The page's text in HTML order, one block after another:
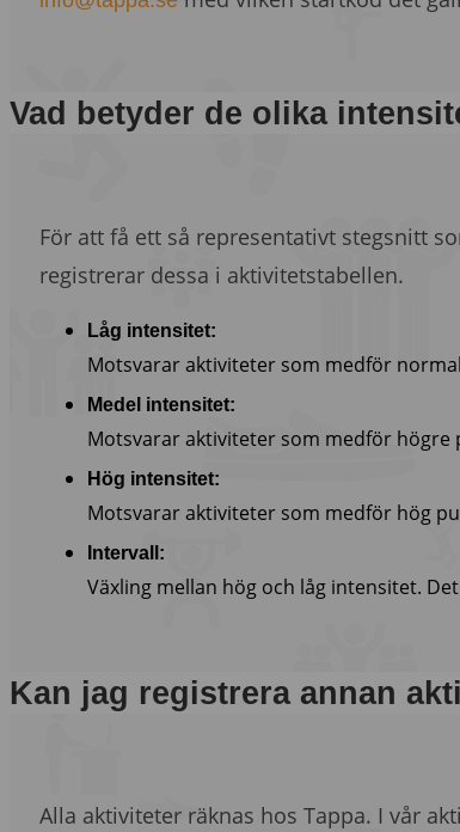
Vad betyder de olika
För att få ett så representativt stegsnitt
registrerar dessa i aktivitetstabellen.
Låg intensitet:
Motsvarar aktiviteter som medför
Medel intensitet:
Motsvarar aktiviteter som medför högre
Hög intensitet:
Motsvarar aktiviteter som medför hög
Intervall:
Växling mellan hög och låg intensitet.
Kan jag registrera annan
Alla aktiviteter räknas hos Tappa. I vår